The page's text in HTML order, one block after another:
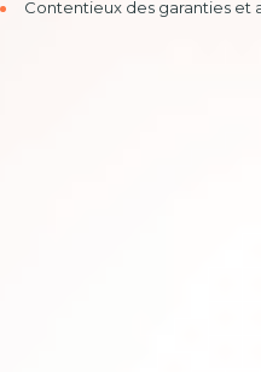
Contentieux des garanties et